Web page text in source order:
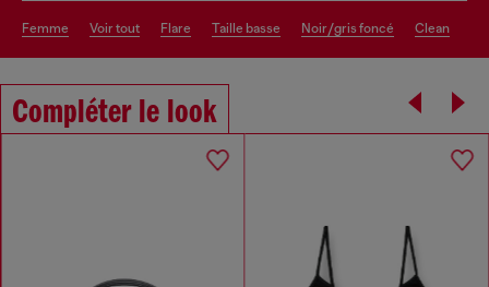
femme voir tout flare taille basse noir/gris foncé clean
Compléter le look